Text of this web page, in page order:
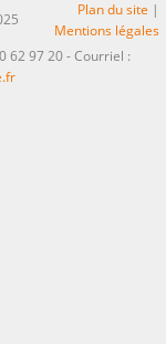
Plan du site |
Mentions légales
62 97 20 - Courriel :